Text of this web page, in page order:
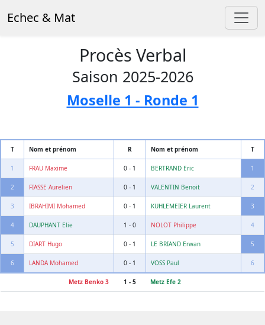
Echec & Mat
Procès Verbal
Saison 2025-2026
Moselle 1 - Ronde 1
T Nom et prénom R Nom et prénom T
1 FRAU Maxime 0 - 1 BERTRAND Eric 1
2 FIASSE Aurelien 0 - 1 VALENTIN Benoit 2
3 IBRAHIMI Mohamed 0 - 1 KUHLEMEIER Laurent 3
4 DAUPHANT Elie 1 - 0 NOLOT Philippe 4
5 DIART Hugo 0 - 1 LE BRIAND Erwan 5
6 LANDA Mohamed 0 - 1 VOSS Paul 6
Metz Benko 3 1 - 5 Metz Efe 2